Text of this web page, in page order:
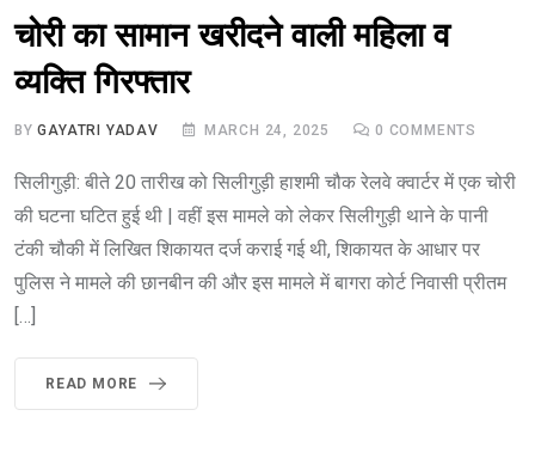
चोरी का सामान खरीदने वाली महिला व
व्यक्ति गिरफ्तार
BYGAYATRI YADAV MARCH 24, 2025 0 COMMENTS
सिलीगुड़ी: बीते 20 तारीख को सिलीगुड़ी हाशमी चौक रेलवे क्वार्टर में एक चोरी
की घटना घटित हुई थी | वहीं इस मामले को लेकर सिलीगुड़ी थाने के पानी
टंकी चौकी में लिखित शिकायत दर्ज कराई गई थी, शिकायत के आधार पर
पुलिस ने मामले की छानबीन की और इस मामले में बागरा कोर्ट निवासी प्रीतम
[…]
READ MORE